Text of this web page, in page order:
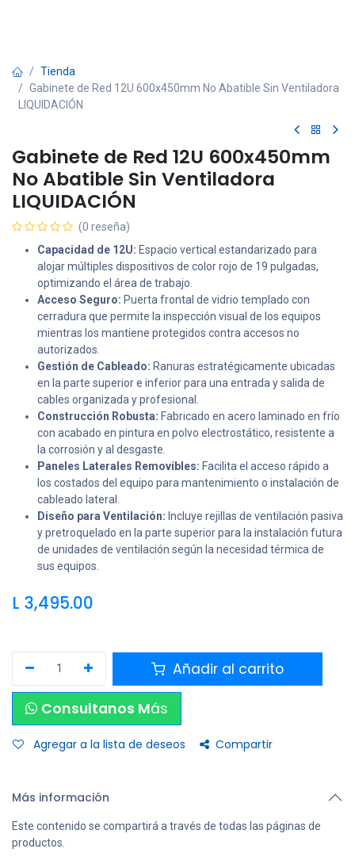
Tienda
Gabinete de Red 12U 600x450mm No Abatible Sin Ventiladora
LIQUIDACIÓN
Gabinete de Red 12U 600x450mm
No Abatible Sin Ventiladora
LIQUIDACIÓN
(0 reseña)
Capacidad de 12U: Espacio vertical estandarizado para
alojar múltiples dispositivos de color rojo de 19 pulgadas,
optimizando el área de trabajo.
Acceso Seguro: Puerta frontal de vidrio templado con
cerradura que permite la inspección visual de los equipos
mientras los mantiene protegidos contra accesos no
autorizados.
Gestión de Cableado: Ranuras estratégicamente ubicadas
en la parte superior e inferior para una entrada y salida de
cables organizada y profesional.
Construcción Robusta: Fabricado en acero laminado en frío
con acabado en pintura en polvo electrostático, resistente a
la corrosión y al desgaste.
Paneles Laterales Removibles: Facilita el acceso rápido a
los costados del equipo para mantenimiento o instalación de
cableado lateral.
Diseño para Ventilación: Incluye rejillas de ventilación pasiva
y pretroquelado en la parte superior para la instalación futura
de unidades de ventilación según la necesidad térmica de
sus equipos.
L 3,495.00
Añadir al carrito
Consultanos Más
Agregar a la lista de deseos Compartir
Más información
Este contenido se compartirá a través de todas las páginas de
productos.